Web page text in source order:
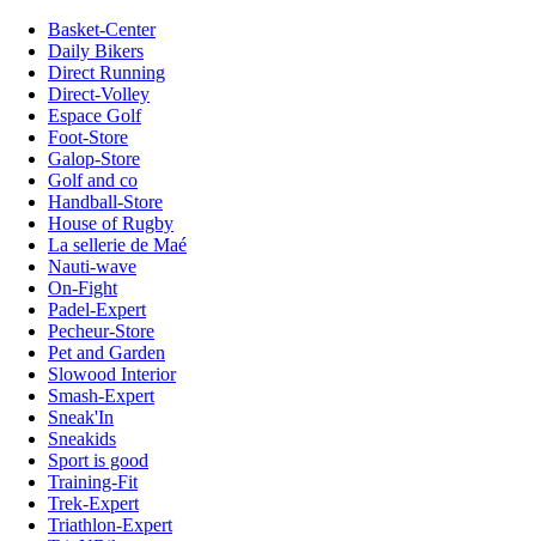
Basket-Center
Daily Bikers
Direct Running
Direct-Volley
Espace Golf
Foot-Store
Galop-Store
Golf and co
Handball-Store
House of Rugby
La sellerie de Maé
Nauti-wave
On-Fight
Padel-Expert
Pecheur-Store
Pet and Garden
Slowood Interior
Smash-Expert
Sneak'In
Sneakids
Sport is good
Training-Fit
Trek-Expert
Triathlon-Expert